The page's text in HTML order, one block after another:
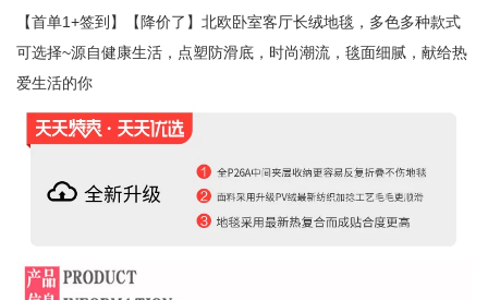
【首单1+签到】【降价了】北欧卧室客厅长绒地毯，多色多种款式
可选择~源自健康生活，点塑防滑底，时尚潮流，毯面细腻，献给热
爱生活的你